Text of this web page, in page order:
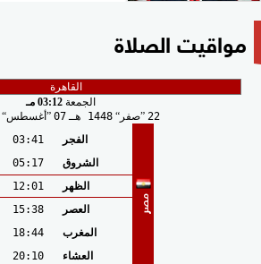
مواقيت الصلاة
الجمعة 03:12 مـ
22 صفر 1448 هـ 07 أغسطس
مصر
الفجر
03:41
الشروق
05:17
الظهر
12:01
العصر
15:38
المغرب
18:44
العشاء
20:10